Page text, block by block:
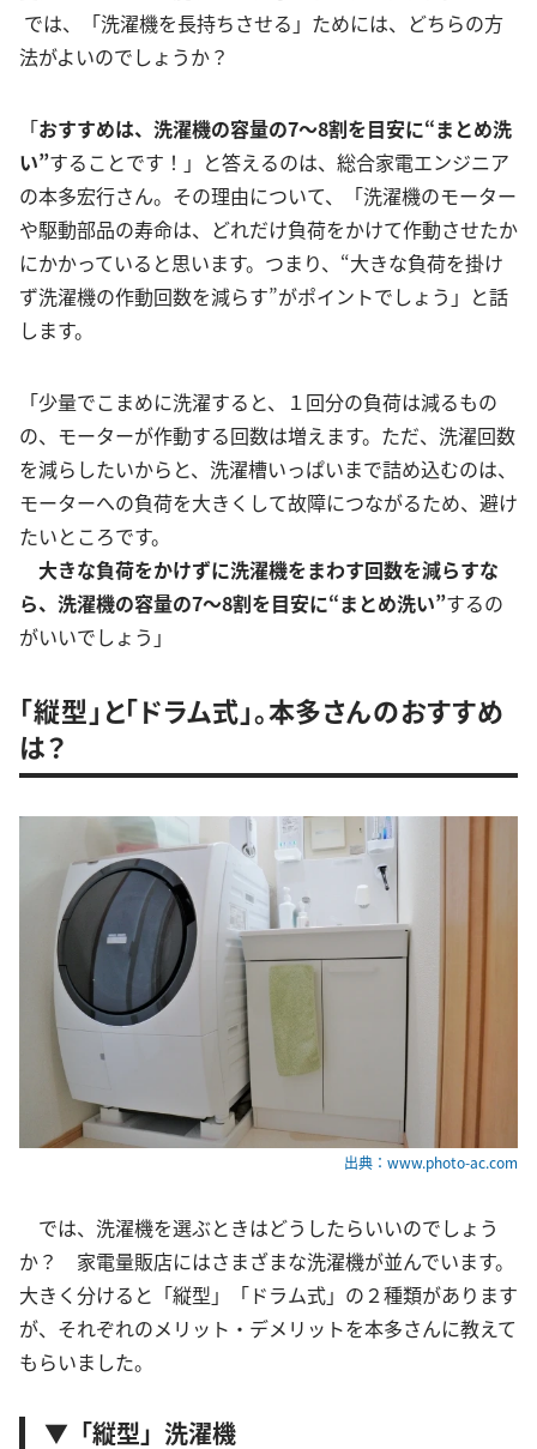
では、「洗濯機を長持ちさせる」ためには、どちらの方
法がよいのでしょうか？
「おすすめは、洗濯機の容量の7〜8割を目安に“まとめ洗
い”することです！」と答えるのは、総合家電エンジニア
の本多宏行さん。その理由について、「洗濯機のモーター
や駆動部品の寿命は、どれだけ負荷をかけて作動させたか
にかかっていると思います。つまり、“大きな負荷を掛け
ず洗濯機の作動回数を減らす”がポイントでしょう」と話
します。
「少量でこまめに洗濯すると、１回分の負荷は減るもの
の、モーターが作動する回数は増えます。ただ、洗濯回数
を減らしたいからと、洗濯槽いっぱいまで詰め込むのは、
モーターへの負荷を大きくして故障につながるため、避け
たいところです。
大きな負荷をかけずに洗濯機をまわす回数を減らすな
ら、洗濯機の容量の7〜8割を目安に“まとめ洗い”するの
がいいでしょう」
「縦型」と「ドラム式」。本多さんのおすすめ
は？
出典：www.photo-ac.com
では、洗濯機を選ぶときはどうしたらいいのでしょう
か？ 家電量販店にはさまざまな洗濯機が並んでいます。
大きく分けると「縦型」「ドラム式」の２種類があります
が、それぞれのメリット・デメリットを本多さんに教えて
もらいました。
▼「縦型」洗濯機